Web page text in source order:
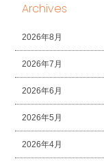
Archives
2026年8月
2026年7月
2026年6月
2026年5月
2026年4月